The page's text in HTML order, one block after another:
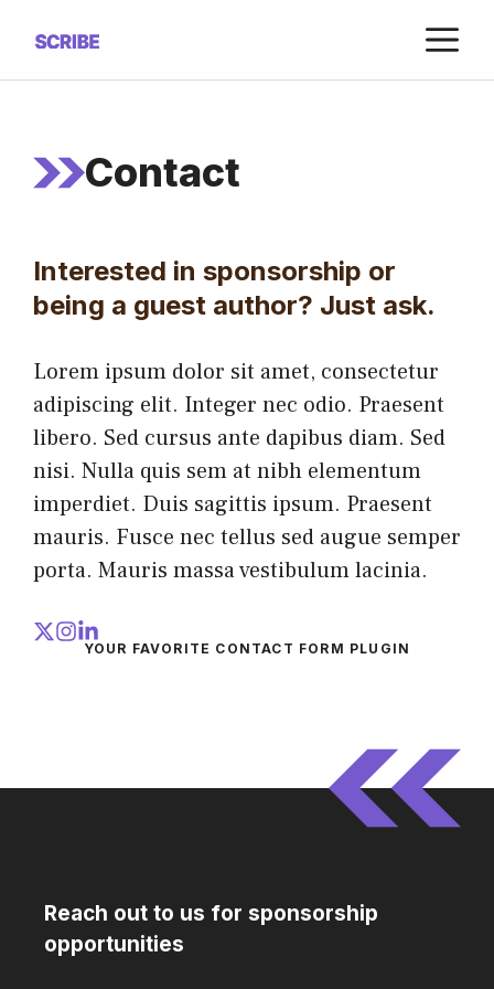
contenido
Contact
Interested in sponsorship or
being a guest author? Just ask.
Lorem ipsum dolor sit amet, consectetur
adipiscing elit. Integer nec odio. Praesent
libero. Sed cursus ante dapibus diam. Sed
nisi. Nulla quis sem at nibh elementum
imperdiet. Duis sagittis ipsum. Praesent
mauris. Fusce nec tellus sed augue semper
porta. Mauris massa vestibulum lacinia.
YOUR FAVORITE CONTACT FORM PLUGIN
Reach out to us for sponsorship
opportunities